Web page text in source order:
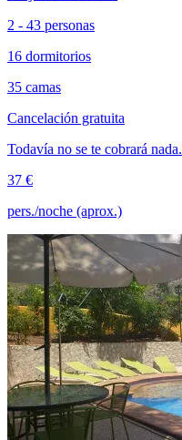
2 - 43 personas
16 dormitorios
35 camas
Cancelación gratuita
Todavía no se te cobrará nada.
37 €
pers./noche (aprox.)